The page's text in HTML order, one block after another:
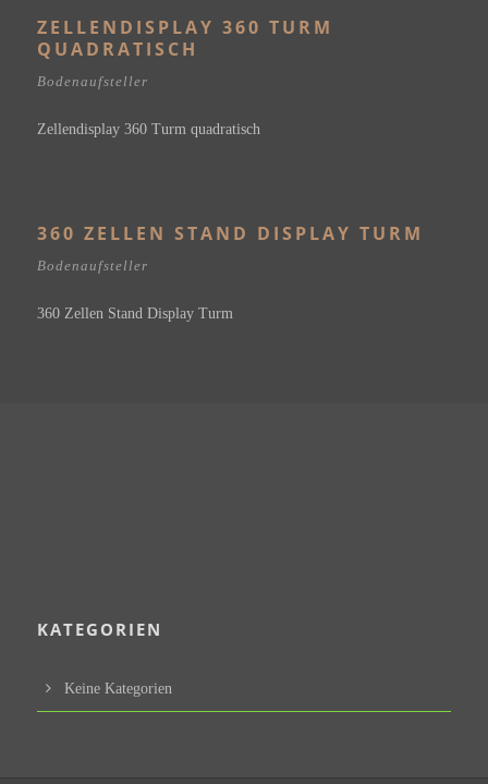
ZELLENDISPLAY 360 TURM
QUADRATISCH
Bodenaufsteller
Zellendisplay 360 Turm quadratisch
360 ZELLEN STAND DISPLAY TURM
Bodenaufsteller
360 Zellen Stand Display Turm
KATEGORIEN
Keine Kategorien